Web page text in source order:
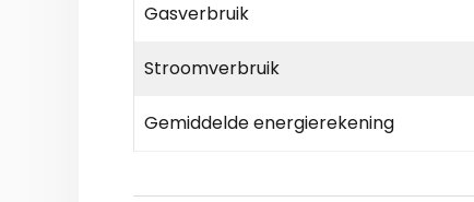
Gasverbruik
Stroomverbruik
Gemiddelde energierekening